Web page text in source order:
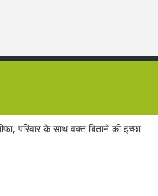
परिवार के साथ वक्त बिताने की इच्छा